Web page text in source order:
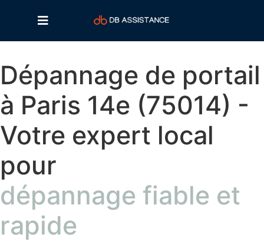
Dépannage de portail
à Paris 14e (75014) -
Votre expert local
pour
dépannage fiable et
rapide